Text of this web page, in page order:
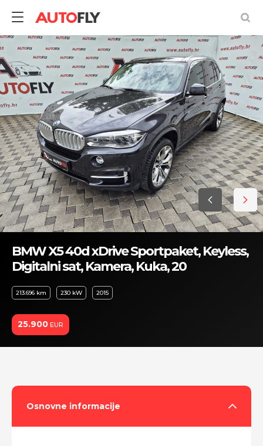
BMW X5 40d xDrive Sportpaket, Keyless,
Digitalni sat, Kamera, Kuka, 20
213.696 km 230 kW 2015
25.900 EUR
Osnovne informacije